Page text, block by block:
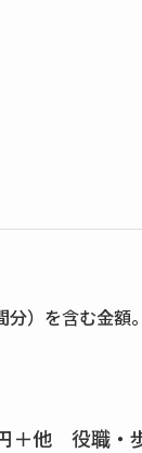
分）を含む金額
＋他 役職・